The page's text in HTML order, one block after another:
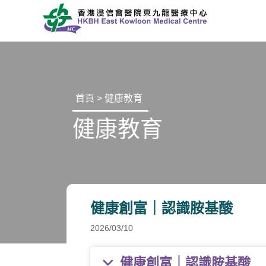
首頁 > 健康教育
健康教育
健康創富｜認識胺基酸
2026/03/10
健康創富｜認識胺基酸